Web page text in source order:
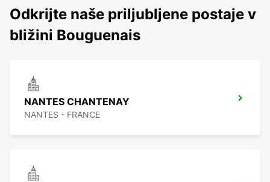
Odkrijte naše priljubljene postaje v
bližini Bouguenais
NANTES CHANTENAY
NANTES - FRANCE